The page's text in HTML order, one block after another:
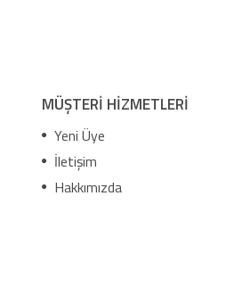
MÜŞTERİ HİZMETLERİ
Yeni Üye
İletişim
Hakkımızda